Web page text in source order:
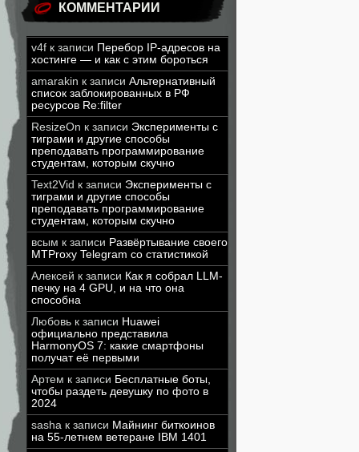
КОММЕНТАРИИ
v4f к записи Перебор IP-адресов на
хостинге — и как с этим бороться
amarakin к записи Альтернативный
список заблокированных в РФ
ресурсов Re:filter
ResizeOn к записи Эксперименты с
тиграми и другие способы
преподавать программирование
студентам, которым скучно
Text2Vid к записи Эксперименты с
тиграми и другие способы
преподавать программирование
студентам, которым скучно
всым к записи Развёртывание своего
MTProxy Telegram со статистикой
Алексей к записи Как я собрал LLM-
печку на 4 GPU, и на что она
способна
Любовь к записи Huawei
официально представила
HarmonyOS 7: какие смартфоны
получат её первыми
Артем к записи Бесплатные боты,
чтобы раздеть девушку по фото в
2024
sasha к записи Майнинг биткоинов
на 55-летнем ветеране IBM 1401